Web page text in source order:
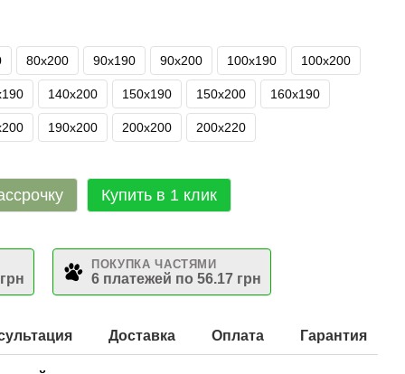
80х200 90х190 90х200 100х190 100х200
140х200 150х190 150х200 160х190
190х200 200х200 200х220
Купить в 1 клик
ПОКУПКА ЧАСТЯМИ
6 платежей по 56.17 грн
Доставка Оплата Гарантия